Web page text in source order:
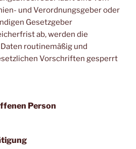
und Verordnungsgeber oder
Gesetzgeber
ab, werden die
routinemäßig und
Vorschriften gesperrt
Person